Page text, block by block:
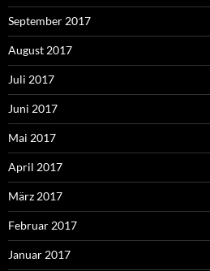
September 2017
August 2017
Juli 2017
Juni 2017
Mai 2017
April 2017
März 2017
Februar 2017
Januar 2017